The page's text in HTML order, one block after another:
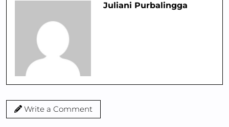
Juliani Purbalingga
Write a Comment